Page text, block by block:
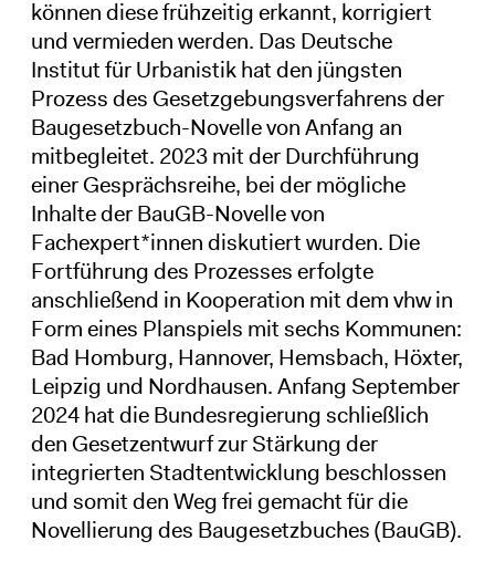
können diese frühzeitig erkannt, korrigiert
und vermieden werden. Das Deutsche
Institut für Urbanistik hat den jüngsten
Prozess des Gesetzgebungsverfahrens der
Baugesetzbuch-Novelle von Anfang an
mitbegleitet. 2023 mit der Durchführung
einer Gesprächsreihe, bei der mögliche
Inhalte der BauGB-Novelle von
Fachexpert*innen diskutiert wurden. Die
Fortführung des Prozesses erfolgte
anschließend in Kooperation mit dem vhw in
Form eines Planspiels mit sechs Kommunen:
Bad Homburg, Hannover, Hemsbach, Höxter,
Leipzig und Nordhausen. Anfang September
2024 hat die Bundesregierung schließlich
den Gesetzentwurf zur Stärkung der
integrierten Stadtentwicklung beschlossen
und somit den Weg frei gemacht für die
Novellierung des Baugesetzbuches (BauGB).